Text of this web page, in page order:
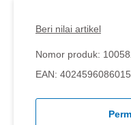
Beri nilai artikel
Nomor produk:
EAN: 4024596086015